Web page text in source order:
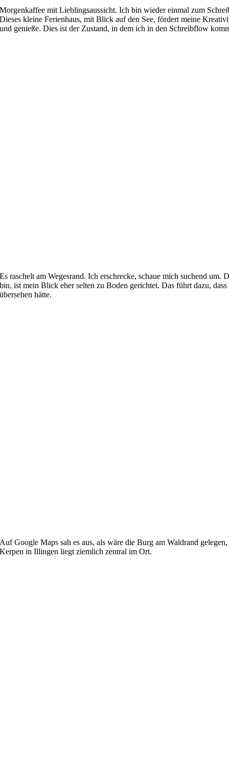
Morgenkaffee mit Lieblingsaussicht. Ich bin wieder einmal zum
Dieses kleine Ferienhaus, mit Blick auf den See, fördert meine
und genieße. Dies ist der Zustand, in dem ich in den Schreibflow
Es raschelt am Wegesrand. Ich erschrecke, schaue mich suchend um.
bin, ist mein Blick eher selten zu Boden gerichtet. Das führt dazu,
übersehen hätte.
Auf Google Maps sah es aus, als wäre die Burg am Waldrand
Kerpen in Illingen liegt ziemlich zentral im Ort.